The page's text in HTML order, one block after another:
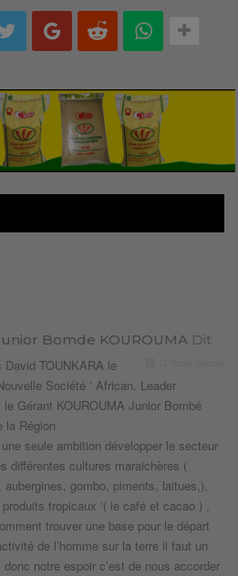
Bomde KOUROUMA Dit
TOUNKARA le
Société ‘ African. Leader
Gérant KOUROUMA Junior Bombé
la Région
seule ambition développer le secteur
différentes cultures maraichères (
gombo, piments, laitues,),
tropicaux ‘( le café et cacao ) ,
trouver une base pour le départ
de l’homme sur la terre il faut un
donc notre espoir c’est de nous accorder